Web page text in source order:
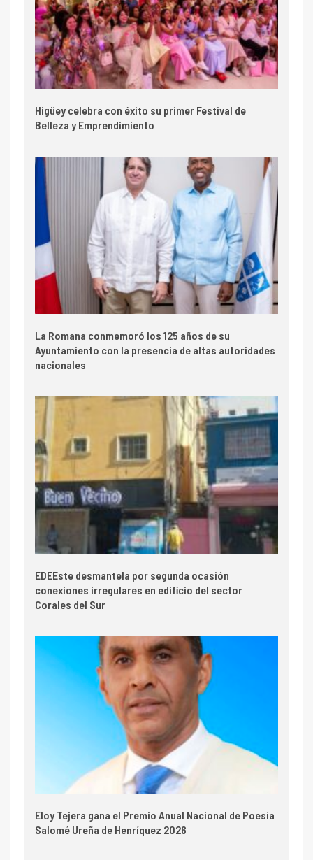
Higüey celebra con éxito su primer Festival de
Belleza y Emprendimiento
La Romana conmemoró los 125 años de su
Ayuntamiento con la presencia de altas autoridades
nacionales
EDEEste desmantela por segunda ocasión
conexiones irregulares en edificio del sector
Corales del Sur
Eloy Tejera gana el Premio Anual Nacional de Poesía
Salomé Ureña de Henríquez 2026